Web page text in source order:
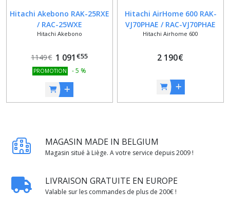
Hitachi Akebono RAK-25RXE
/ RAC-25WXE
Hitachi Akebono
1149€ 1 091 €55
PROMOTION -5 %
Hitachi AirHome 600 RAK-
VJ70PHAE / RAC-VJ70PHAE
Hitachi Airhome 600
2 190€
MAGASIN MADE IN BELGIUM
Magasin situé à Liège. A votre service depuis 2009 !
LIVRAISON GRATUITE EN EUROPE
Valable sur les commandes de plus de 200€ !